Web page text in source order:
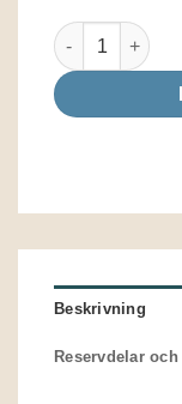
priset
var:
Påfågel flytring
Beskrivning
Reservdelar